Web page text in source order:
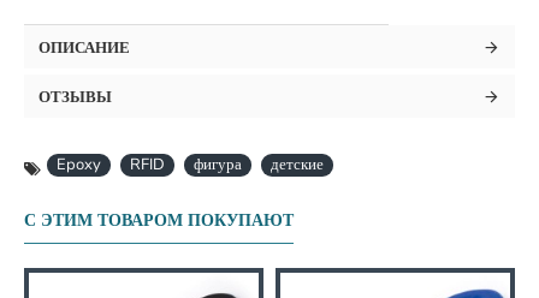
ОПИСАНИЕ
ОТЗЫВЫ
Epoxy RFID фигура детские
С ЭТИМ ТОВАРОМ ПОКУПАЮТ